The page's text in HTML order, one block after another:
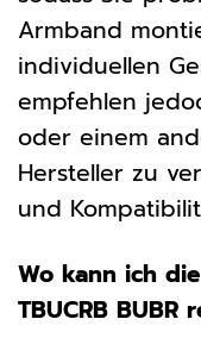
Armband
individuellen
empfehlen
oder einem
Hersteller zu
und
Wo kann ich
TBUCRB